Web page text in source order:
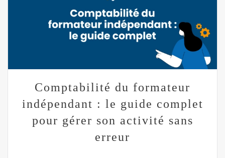
Comptabilité du formateur
indépendant : le guide complet
pour gérer son activité sans
erreur